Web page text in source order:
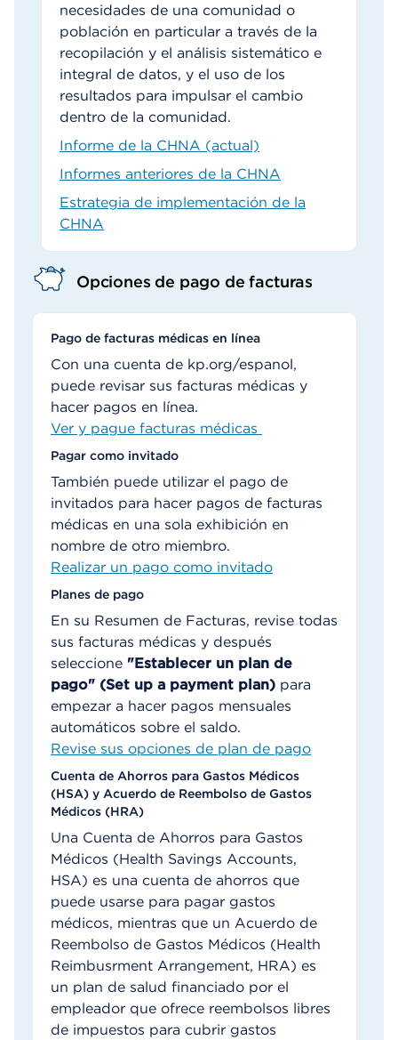
necesidades de una comunidad o
población en particular a través de la
recopilación y el análisis sistemático e
integral de datos, y el uso de los
resultados para impulsar el cambio
dentro de la comunidad.
Informe de la CHNA (actual)
Informes anteriores de la CHNA
Estrategia de implementación de la
CHNA
Opciones de pago de facturas
Pago de facturas médicas en línea
Con una cuenta de kp.org/espanol,
puede revisar sus facturas médicas y
hacer pagos en línea.
Ver y pague facturas médicas
Pagar como invitado
También puede utilizar el pago de
invitados para hacer pagos de facturas
médicas en una sola exhibición en
nombre de otro miembro.
Realizar un pago como invitado
Planes de pago
En su Resumen de Facturas, revise todas
sus facturas médicas y después
seleccione "Establecer un plan de
pago" (Set up a payment plan) para
empezar a hacer pagos mensuales
automáticos sobre el saldo.
Revise sus opciones de plan de pago
Cuenta de Ahorros para Gastos Médicos
(HSA) y Acuerdo de Reembolso de Gastos
Médicos (HRA)
Una Cuenta de Ahorros para Gastos
Médicos (Health Savings Accounts,
HSA) es una cuenta de ahorros que
puede usarse para pagar gastos
médicos, mientras que un Acuerdo de
Reembolso de Gastos Médicos (Health
Reimbusrment Arrangement, HRA) es
un plan de salud financiado por el
empleador que ofrece reembolsos libres
de impuestos para cubrir gastos